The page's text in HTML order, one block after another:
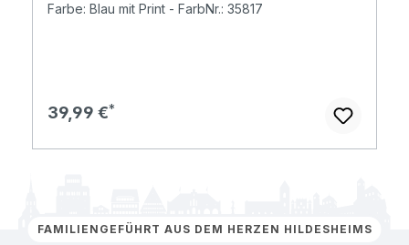
Farbe: Blau mit Print - FarbNr.: 35817
Regulärer Preis:
39,99 €
FAMILIENGEFÜHRT AUS DEM HERZEN HILDESHEIMS